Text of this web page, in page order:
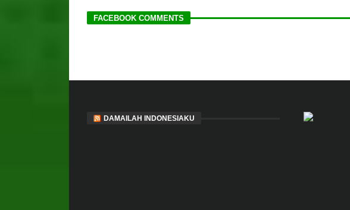
FACEBOOK COMMENTS
DAMAILAH INDONESIAKU